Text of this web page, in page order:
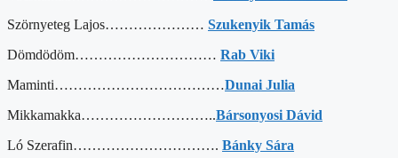
Szörnyeteg Lajos………………… Szukenyik Tamás
Dömdödöm………………………… Rab Viki
Maminti………………………………Dunai Julia
Mikkamakka………………………..Bársonyosi Dávid
Ló Szerafin…………………………. Bánky Sára